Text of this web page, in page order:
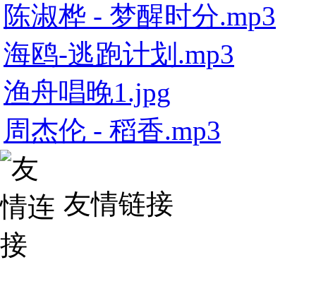
陈淑桦 - 梦醒时分.mp3
海鸥-逃跑计划.mp3
渔舟唱晚1.jpg
周杰伦 - 稻香.mp3
友情链接